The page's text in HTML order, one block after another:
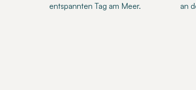
entspannten Tag am Meer.
an